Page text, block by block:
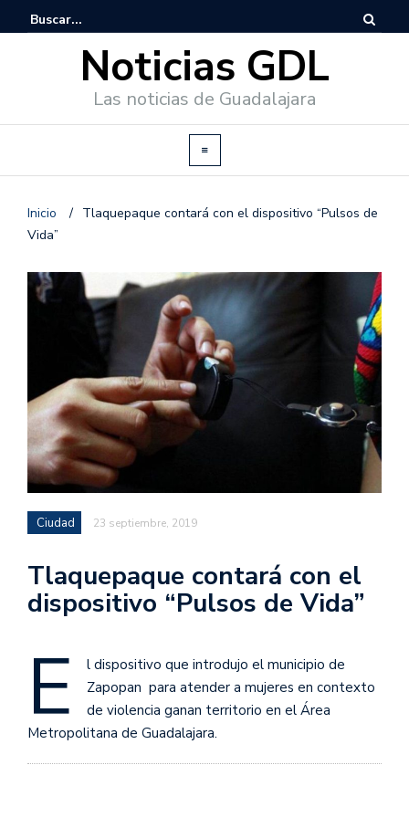
Noticias GDL
Las noticias de Guadalajara
Inicio / Tlaquepaque contará con el dispositivo “Pulsos de
Vida”
Ciudad 23 septiembre, 2019
Tlaquepaque contará con el
dispositivo “Pulsos de Vida”
E
l dispositivo que introdujo el municipio de
Zapopan para atender a mujeres en contexto
de violencia ganan territorio en el Área
Metropolitana de Guadalajara.